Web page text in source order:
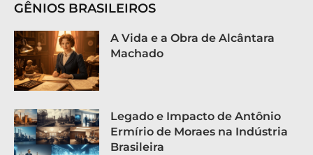
GÊNIOS BRASILEIROS
A Vida e a Obra de Alcântara
Machado
Legado e Impacto de Antônio
Ermírio de Moraes na Indústria
Brasileira